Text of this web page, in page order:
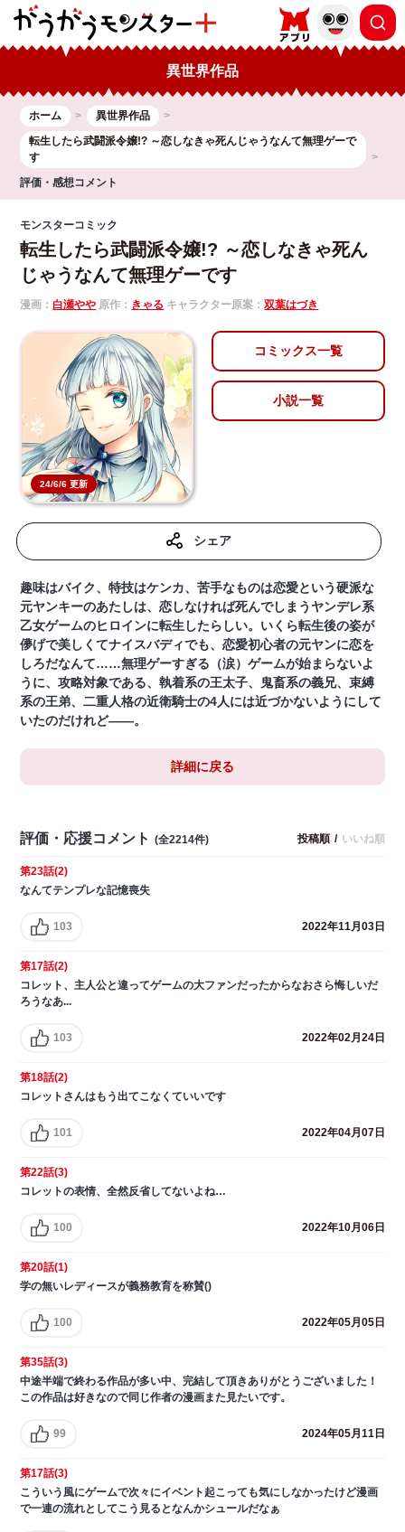
異世界作品
ホーム
異世界作品
転生したら武闘派令嬢!? ～恋しなきゃ死んじゃうなんて無理ゲーで
す
評価・感想コメント
モンスターコミック
転生したら武闘派令嬢!? ～恋しなきゃ死ん
じゃうなんて無理ゲーです
漫画：白瀬やや 原作： きゃる キャラクター原案：双葉はづき
24/6/6 更新
コミックス一覧
小説一覧
シェア
趣味はバイク、特技はケンカ、苦手なものは恋愛という硬派な
元ヤンキーのあたしは、恋しなければ死んでしまうヤンデレ系
乙女ゲームのヒロインに転生したらしい。いくら転生後の姿が
儚げで美しくてナイスバディでも、恋愛初心者の元ヤンに恋を
しろだなんて……無理ゲーすぎる（涙）ゲームが始まらないよ
うに、攻略対象である、執着系の王太子、鬼畜系の義兄、束縛
系の王弟、二重人格の近衛騎士の4人には近づかないようにして
いたのだけれど――。
詳細に戻る
評価・応援コメント (全2214件) 投稿順 / いいね順
第23話(2)
なんてテンプレな記憶喪失
103 2022年11月03日
第17話(2)
コレット、主人公と違ってゲームの大ファンだったからなおさら悔しいだ
ろうなあ...
103 2022年02月24日
第18話(2)
コレットさんはもう出てこなくていいです
101 2022年04月07日
第22話(3)
コレットの表情、全然反省してないよね…
100 2022年10月06日
第20話(1)
学の無いレディースが義務教育を称賛()
100 2022年05月05日
第35話(3)
中途半端で終わる作品が多い中、完結して頂きありがとうございました！
この作品は好きなので同じ作者の漫画また見たいです。
99 2024年05月11日
第17話(3)
こういう風にゲームで次々にイベント起こっても気にしなかったけど漫画
で一連の流れとしてこう見るとなんかシュールだなぁ